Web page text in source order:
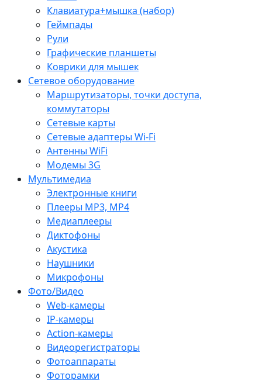
Клавиатура+мышка (набор)
Геймпады
Рули
Графические планшеты
Коврики для мышек
Сетевое оборудование
Маршрутизаторы, точки доступа,
коммутаторы
Сетевые карты
Сетевые адаптеры Wi-Fi
Антенны WiFi
Модемы 3G
Мультимедиа
Электронные книги
Плееры MP3, MP4
Медиаплееры
Диктофоны
Акустика
Наушники
Микрофоны
Фото/Видео
Web-камеры
IP-камеры
Action-камеры
Видеорегистраторы
Фотоаппараты
Фоторамки